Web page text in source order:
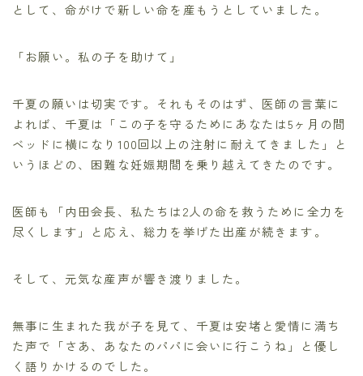
として、命がけで新しい命を産もうとしていました。
「お願い。私の子を助けて」
千夏の願いは切実です。それもそのはず、医師の言葉に
よれば、千夏は「この子を守るためにあなたは5ヶ月の間
ベッドに横になり100回以上の注射に耐えてきました」と
いうほどの、困難な妊娠期間を乗り越えてきたのです。
医師も「内田会長、私たちは2人の命を救うために全力を
尽くします」と応え、総力を挙げた出産が続きます。
そして、元気な産声が響き渡りました。
無事に生まれた我が子を見て、千夏は安堵と愛情に満ち
た声で「さあ、あなたのパパに会いに行こうね」と優し
く語りかけるのでした。